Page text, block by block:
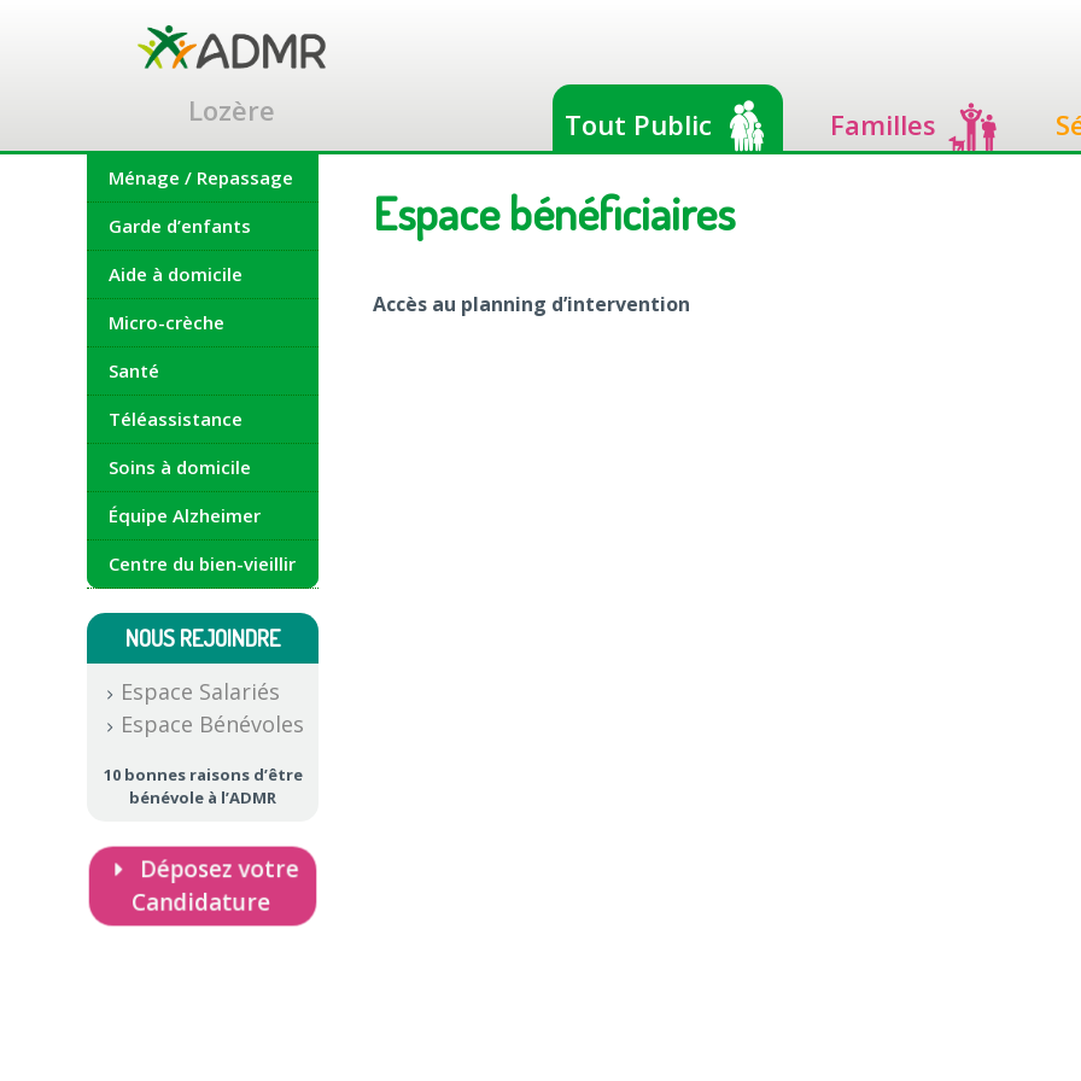
Lozère Tout Public Familles
Ménage / Repassage
Garde d’enfants
Aide à domicile
Micro-crèche
Santé
Téléassistance
Soins à domicile
Équipe Alzheimer
Centre du bien-vieillir
NOUS REJOINDRE
Espace Salariés
Espace Bénévoles
10 bonnes raisons d’être
bénévole à l’ADMR
Déposez votre
Candidature
Espace bénéficiaires
Accès au planning d’intervention